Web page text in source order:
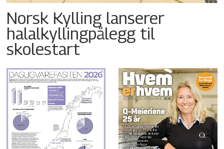
Norsk Kylling lanserer
halalkyllingpålegg til
skolestart